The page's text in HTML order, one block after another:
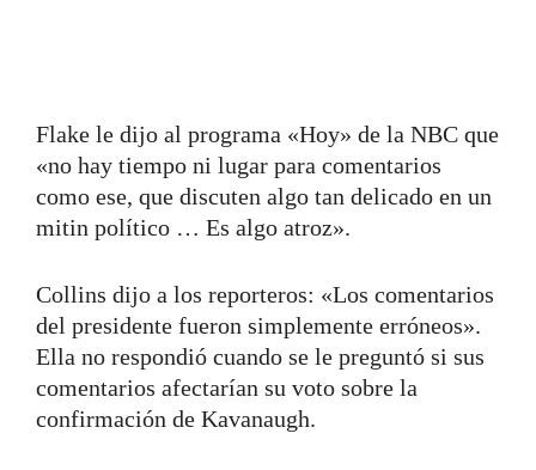
Flake le dijo al programa «Hoy» de la NBC que
«no hay tiempo ni lugar para comentarios
como ese, que discuten algo tan delicado en un
mitin político … Es algo atroz».
Collins dijo a los reporteros: «Los comentarios
del presidente fueron simplemente erróneos».
Ella no respondió cuando se le preguntó si sus
comentarios afectarían su voto sobre la
confirmación de Kavanaugh.